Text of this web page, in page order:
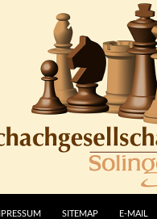
SITEMAP E-MAIL